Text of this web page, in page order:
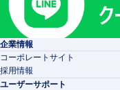
企業情報
コーポレートサイト
採用情報
ユーザーサポート